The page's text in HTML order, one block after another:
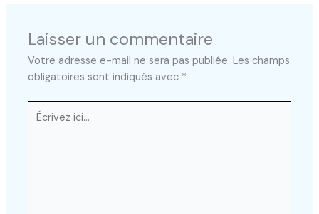
Laisser un commentaire
Votre adresse e-mail ne sera pas publiée. Les champs
obligatoires sont indiqués avec *
Écrivez
ici…